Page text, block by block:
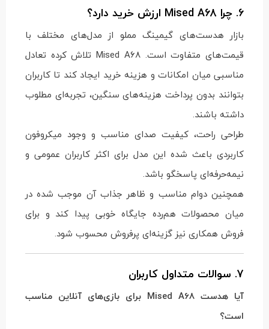
6. چرا Mised A68 ارزش خرید دارد؟
بازار هدست‌های گیمینگ مملو از مدل‌های مختلف با
قیمت‌های متفاوت است. Mised A68 تلاش کرده تعادل
مناسبی میان امکانات و هزینه خرید ایجاد کند تا کاربران
بتوانند بدون پرداخت هزینه‌های سنگین، تجربه‌ای مطلوب
داشته باشند.
طراحی راحت، کیفیت صدای مناسب و وجود میکروفون
کاربردی باعث شده این مدل برای اکثر کاربران عمومی و
نیمه‌حرفه‌ای پاسخگو باشد.
همچنین دوام مناسب و ظاهر جذاب آن موجب شده در
میان محصولات هم‌رده جایگاه خوبی پیدا کند و برای
فروش همکاری نیز گزینه‌ای پرفروش محسوب شود.
7. سوالات متداول کاربران
آیا هدست Mised A68 برای بازی‌های آنلاین مناسب
است؟